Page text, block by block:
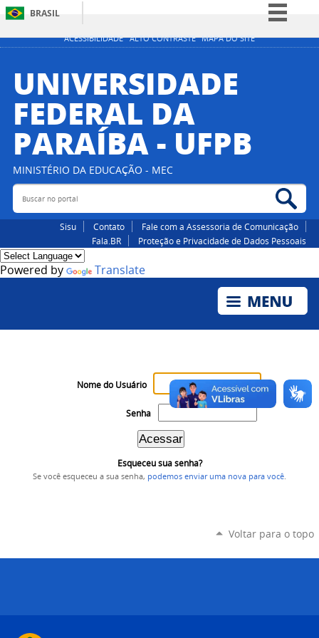
ACESSIBILIDADE ALTO CONTRASTE MAPA DO SITE
BRASIL
Simplifique!
Participe
Acesso à informação
Canais
UNIVERSIDADE
FEDERAL DA
PARAÍBA - UFPB
MINISTÉRIO DA EDUCAÇÃO - MEC
Buscar no portal
Sisu Contato
Fale com a Assessoria de Comunicação
Fala.BR
Proteção e Privacidade de Dados Pessoais
Powered by Translate
Nome do Usuário
Senha
Esqueceu sua senha?
Se você esqueceu a sua senha, podemos enviar uma nova para você
Voltar para o topo